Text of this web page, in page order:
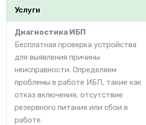
Услуги
Диагностика ИБП
Бесплатная проверка устройства
для выявления причины
неисправности. Определяем
проблемы в работе ИБП, такие как
отказ включения, отсутствие
резервного питания или сбои в
работе.